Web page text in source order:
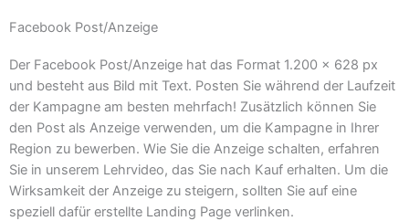
Facebook Post/Anzeige
Der Facebook Post/Anzeige hat das Format 1.200 x 628 px
und besteht aus Bild mit Text. Posten Sie während der Laufzeit
der Kampagne am besten mehrfach! Zusätzlich können Sie
den Post als Anzeige verwenden, um die Kampagne in Ihrer
Region zu bewerben. Wie Sie die Anzeige schalten, erfahren
Sie in unserem Lehrvideo, das Sie nach Kauf erhalten. Um die
Wirksamkeit der Anzeige zu steigern, sollten Sie auf eine
speziell dafür erstellte Landing Page verlinken.